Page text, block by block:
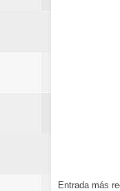
Entrada más